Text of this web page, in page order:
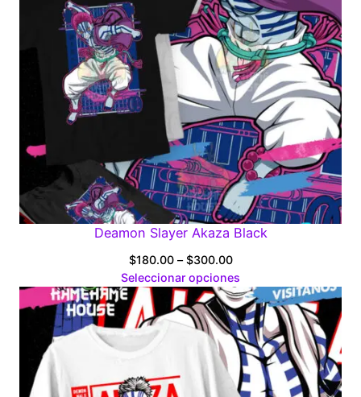
Deamon Slayer Akaza Black
$180.00 – $300.00Price
range:
$180.00
through
$300.00
Seleccionar opciones